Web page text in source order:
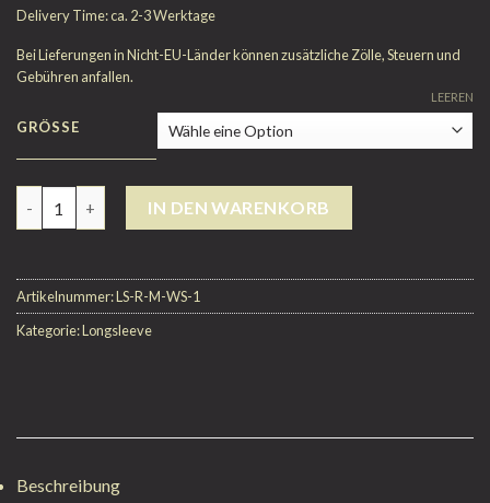
Delivery Time: ca. 2-3 Werktage
Bei Lieferungen in Nicht-EU-Länder können zusätzliche Zölle, Steuern und
Gebühren anfallen.
GRÖSSE
LEEREN
IN DEN WARENKORB
Artikelnummer:LS-R-M-WS-1
Kategorie:Longsleeve
Beschreibung